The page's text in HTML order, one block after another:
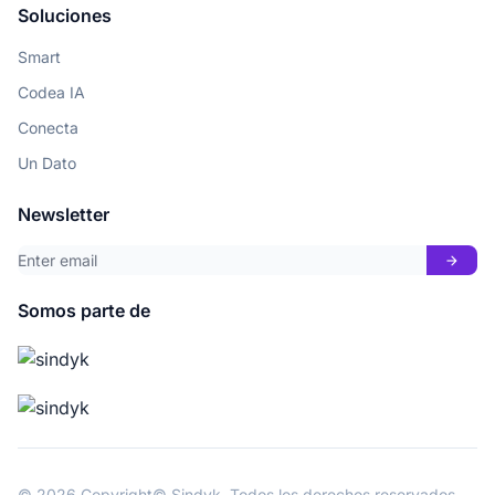
Soluciones
Smart
Codea IA
Conecta
Un Dato
Newsletter
arrow_forward
Somos parte de